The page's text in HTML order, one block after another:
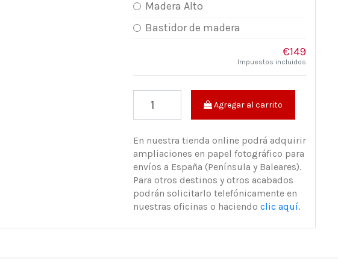
Madera Alto
Bastidor de madera
€149
Impuestos incluidos
Agregar al carrito
En nuestra tienda online podrá adquirir
ampliaciones en papel fotográfico para
envíos a España (Península y Baleares).
Para otros destinos y otros acabados
podrán solicitarlo telefónicamente en
nuestras oficinas o haciendo clic aquí.